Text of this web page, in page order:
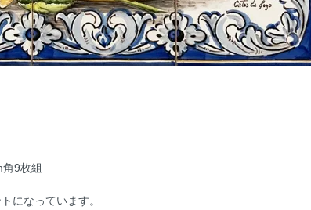
9枚組
になっています。